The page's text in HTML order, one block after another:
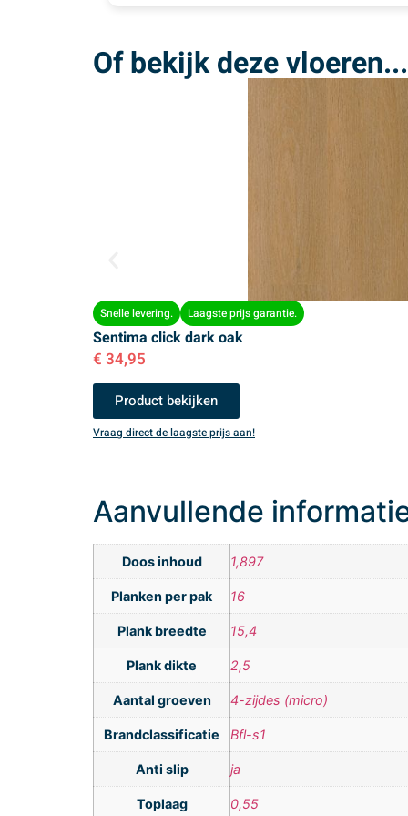
Of bekijk deze vloeren...
Snelle levering. Laagste prijs garantie.
Sentima click dark oak
€ 34,95
Product bekijken
Vraag direct de laagste prijs aan!
Aanvullende
Doos inhoud 1,897
Planken per pak 16
Plank breedte 15,4
Plank dikte 2,5
Aantal groeven 4-zijdes (micro)
Brandclassificatie Bfl-s1
Anti slip ja
Toplaag 0,55